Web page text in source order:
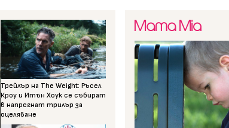
Трейлър на The Weight: Ръсел
Кроу и Итън Хоук се събират
в напрегнат трилър за
оцеляване